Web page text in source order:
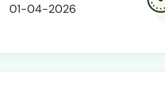
01-04-2026